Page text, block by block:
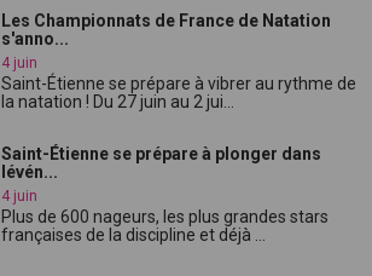
Les Championnats de France de Natation
s'anno...
4 juin
Saint-Étienne se prépare à vibrer au rythme de
la natation ! Du 27 juin au 2 jui...
Saint-Étienne se prépare à plonger dans
lévén...
4 juin
Plus de 600 nageurs, les plus grandes stars
françaises de la discipline et déjà ...